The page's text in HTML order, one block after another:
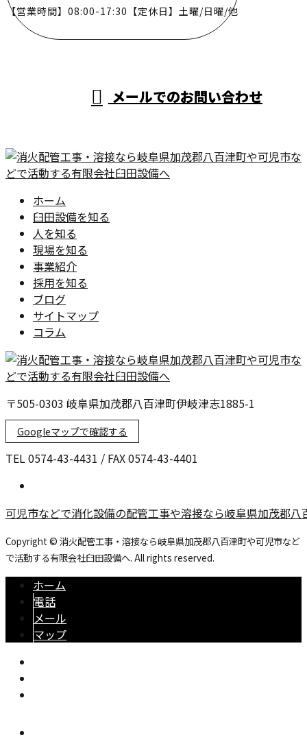
【営業時間】08:00-17:30【定休日】土曜/日曜/他
メールでのお問い合わせ
ホーム
臼田設備を知る
人を知る
現場を知る
事業紹介
採用を知る
ブログ
サイトマップ
コラム
〒505-0303 岐阜県加茂郡八百津町伊岐津志1885-1
Googleマップで確認する
TEL 0574-43-4431 / FAX 0574-43-4401
可児市などで消化設備の配管工事や溶接なら岐阜県加茂郡
Copyright © 消火配管工事・溶接なら岐阜県加茂郡八百津町や可児市など
で活動する有限会社臼田設備へ. All rights reserved.
ホーム
電話
メール
マップ